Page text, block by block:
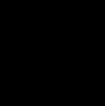
в размере более
десяти лет или
является одной из
государство
Украины» является
критерием отнесения
преступлений